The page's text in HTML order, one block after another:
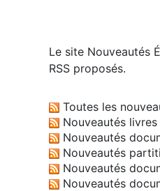
Le site Nouveautés
RSS proposés.
Toutes les
Nouveautés livres
Nouveautés
Nouveautés
Nouveautés
Nouveautés